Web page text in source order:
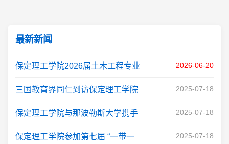
最新新闻
保定理工学院2026届土木工程专业 2026-06-20
三国教育界同仁到访保定理工学院 2025-07-18
保定理工学院与那波勒斯大学携手 2025-07-18
保定理工学院参加第七届 “一带一 2025-07-18